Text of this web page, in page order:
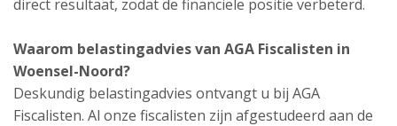
direct resultaat, zodat de financiële positie verbeterd.
Waarom belastingadvies van AGA Fiscalisten in
Woensel-Noord?
Deskundig belastingadvies ontvangt u bij AGA
Fiscalisten. Al onze fiscalisten zijn afgestudeerd aan de